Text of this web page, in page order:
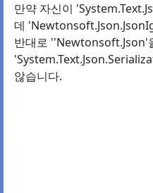
만약 자신이
데
반대로 ''Newtonsoft.Json'
않습니다.